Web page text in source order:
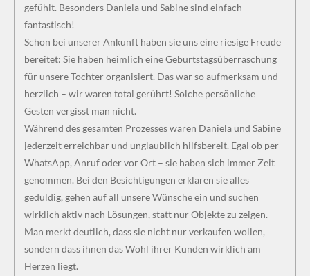
gefühlt. Besonders Daniela und Sabine sind einfach
fantastisch!
Schon bei unserer Ankunft haben sie uns eine riesige Freude
bereitet: Sie haben heimlich eine Geburtstagsüberraschung
für unsere Tochter organisiert. Das war so aufmerksam und
herzlich – wir waren total gerührt! Solche persönliche
Gesten vergisst man nicht.
Während des gesamten Prozesses waren Daniela und Sabine
jederzeit erreichbar und unglaublich hilfsbereit. Egal ob per
WhatsApp, Anruf oder vor Ort – sie haben sich immer Zeit
genommen. Bei den Besichtigungen erklären sie alles
geduldig, gehen auf all unsere Wünsche ein und suchen
wirklich aktiv nach Lösungen, statt nur Objekte zu zeigen.
Man merkt deutlich, dass sie nicht nur verkaufen wollen,
sondern dass ihnen das Wohl ihrer Kunden wirklich am
Herzen liegt.